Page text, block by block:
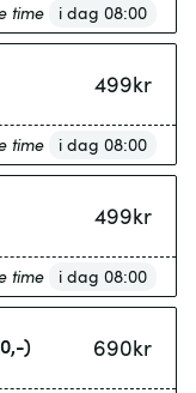
time i dag 08:00
499kr
time i dag 08:00
499kr
time i dag 08:00
) 690kr